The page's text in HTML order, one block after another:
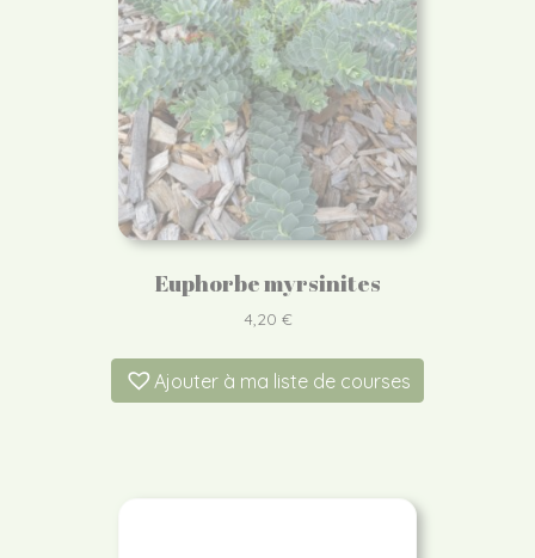
Euphorbe myrsinites
4,20 €
Ajouter à ma liste de courses